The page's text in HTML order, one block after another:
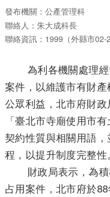
發布機關：公產管理科
聯絡人：朱大成科長
聯絡資訊：1999（外縣市
為利各機關處理經
案件，以維護市有財
公眾利益，北市府財
「臺北市寺廟使用市
契約性質與相關用語
程，以提升制度完整性。
財政局表示，為積
占用案件，北市府於